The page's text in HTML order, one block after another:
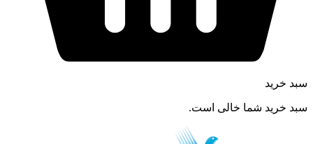
سبد خرید
سبد خرید شما خالی است.